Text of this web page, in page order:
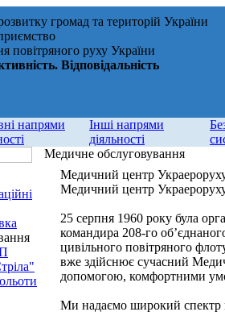
громад та територій України
повітряного руху України
Відповідальність
напрями
Інші напрями
діяльності
Медичне обслуговування
Медичний центр
Медичний центр
25 серпня 1960 року була
командира 208-го
цивільного повітряного
вже здійснює сучасний
допомогою, комфортними
Ми надаємо широкий спектр